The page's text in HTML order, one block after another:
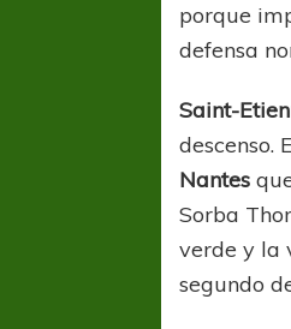
porque
defensa
Saint-
descenso.
Nantes
Sorba
verde y la
segundo
COPA SUDAMERICANA
A pesar de la derrota Tigre